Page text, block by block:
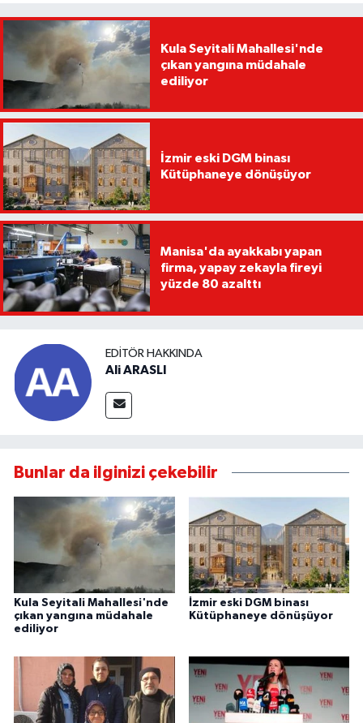
Kula Seyitali Mahallesi'nde
çıkan yangına müdahale
ediliyor
İzmir eski DGM binası
Kütüphaneye dönüşüyor
Manisa'da ayakkabı yapan
firma, yapay zekayla fireyi
yüzde 80 azalttı
EDITÖR HAKKINDA
Ali ARASLI
Bunlar da ilginizi çekebilir
Kula Seyitali Mahallesi'nde
çıkan yangına müdahale
ediliyor
İzmir eski DGM binası
Kütüphaneye dönüşüyor